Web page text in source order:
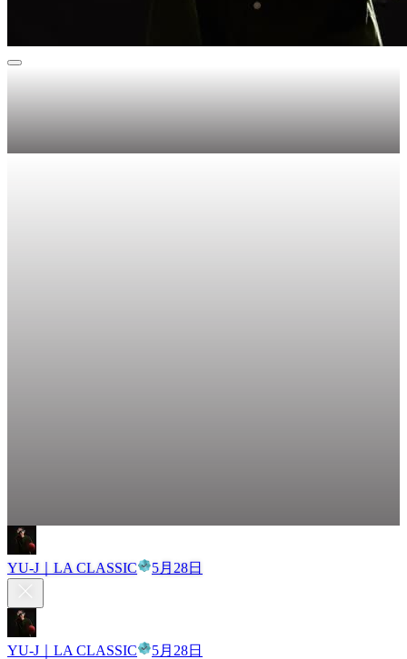
YU-J｜LA CLASSIC 5月28日
YU-J｜LA CLASSIC 5月28日